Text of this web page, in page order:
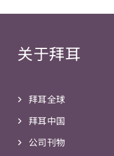
关于拜耳
拜耳全球
拜耳中国
公司刊物